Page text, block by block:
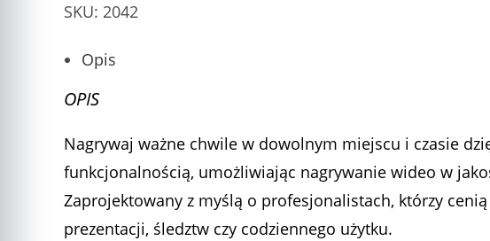
SKU: 2042
Opis
OPIS
Nagrywaj ważne chwile w dowolnym miejscu i czasie
funkcjonalnością, umożliwiając nagrywanie wideo w
Zaprojektowany z myślą o profesjonalistach, którzy
prezentacji, śledztw czy codziennego użytku.